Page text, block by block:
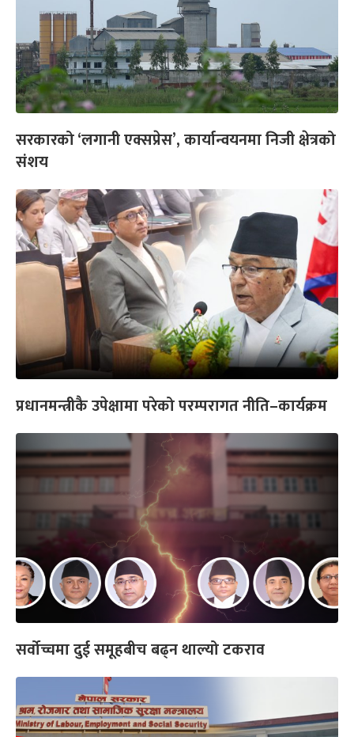
सरकारको ‘लगानी एक्सप्रेस’, कार्यान्वयनमा निजी क्षेत्रको
संशय
प्रधानमन्त्रीकै उपेक्षामा परेको परम्परागत नीति–कार्यक्रम
सर्वोच्चमा दुई समूहबीच बढ्न थाल्यो टकराव